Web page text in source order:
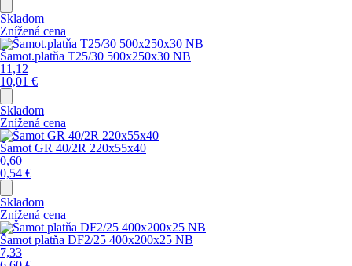
Skladom
Znížená cena
Šamot.platňa T25/30 500x250x30 NB
11,12
10,01 €
Skladom
Znížená cena
Šamot GR 40/2R 220x55x40
0,60
0,54 €
Skladom
Znížená cena
Šamot platňa DF2/25 400x200x25 NB
7,33